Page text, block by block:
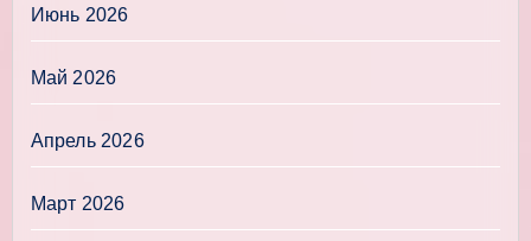
Июнь 2026
Май 2026
Апрель 2026
Март 2026